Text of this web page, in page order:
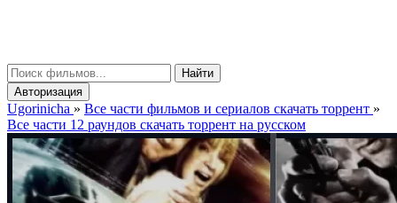
Найти
Авторизация
Ugorinicha » Все части фильмов и сериалов скачать торрент »
Все части 12 раундов скачать торрент на русском